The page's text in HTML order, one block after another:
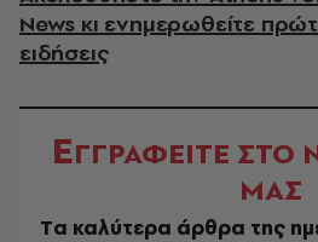
News κι ενημερωθείτε
ειδήσεις
ΕΓΓΡΑΦΕΙΤΕ ΣΤΟ
ΜΑΣ
Tα καλύτερα άρθρα της